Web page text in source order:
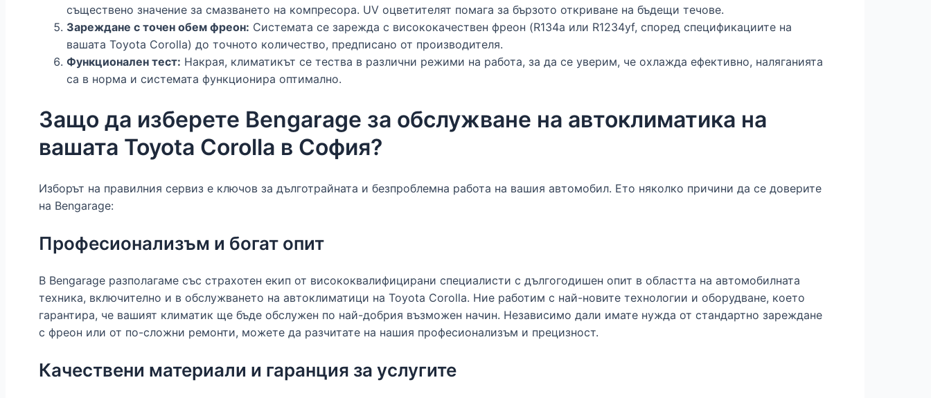
съществено значение за смазването на компресора. UV оцветителят помага за бързото откриване на бъдещи течове.
Зареждане с точен обем фреон: Системата се зарежда с висококачествен фреон (R134a или R1234yf, според спецификациите на
вашата Toyota Corolla) до точното количество, предписано от производителя.
Функционален тест: Накрая, климатикът се тества в различни режими на работа, за да се уверим, че охлажда ефективно, наляганията
са в норма и системата функционира оптимално.
Защо да изберете Bengarage за обслужване на автоклиматика на
вашата Toyota Corolla в София?
Изборът на правилния сервиз е ключов за дълготрайната и безпроблемна работа на вашия автомобил. Ето няколко причини да се доверите
на Bengarage:
Професионализъм и богат опит
В Bengarage разполагаме със страхотен екип от висококвалифицирани специалисти с дългогодишен опит в областта на автомобилната
техника, включително и в обслужването на автоклиматици на Toyota Corolla. Ние работим с най-новите технологии и оборудване, което
гарантира, че вашият климатик ще бъде обслужен по най-добрия възможен начин. Независимо дали имате нужда от стандартно зареждане
с фреон или от по-сложни ремонти, можете да разчитате на нашия професионализъм и прецизност.
Качествени материали и гаранция за услугите